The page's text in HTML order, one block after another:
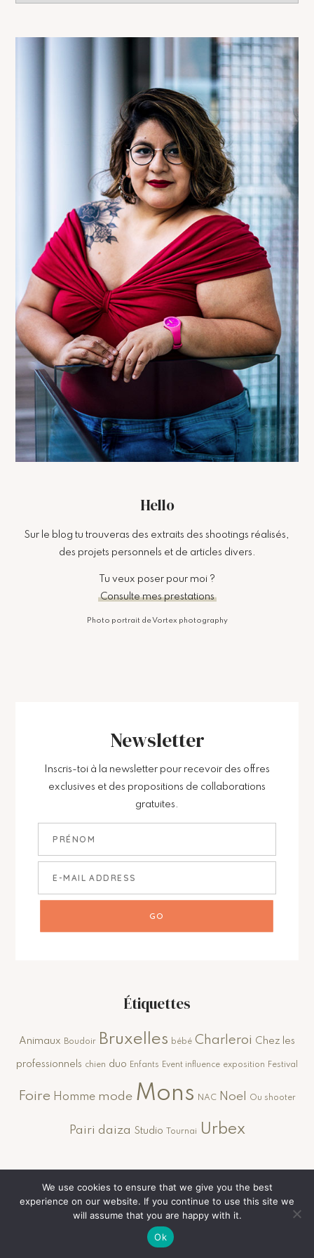
Hello
Sur le blog tu trouveras des extraits des shootings réalisés,
des projets personnels et de articles divers.
Tu veux poser pour moi ?
Consulte mes prestations
Photo portrait de Vortex photography
Newsletter
Inscris-toi à la newsletter pour recevoir des offres
exclusives et des propositions de collaborations
gratuites.
Étiquettes
Animaux Boudoir Bruxelles bébé Charleroi Chez les
professionnels chien duo Enfants Event influence exposition Festival
Foire Homme mode Mons NAC Noel Ou shooter
Pairi daiza Studio Tournai Urbex
Consulte mon blog mode et Lifestyle
We use cookies to ensure that we give you the best
experience on our website. If you continue to use this site we
will assume that you are happy with it.
Ok